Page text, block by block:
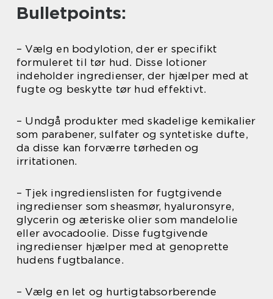
Bulletpoints:
– Vælg en bodylotion, der er specifikt
formuleret til tør hud. Disse lotioner
indeholder ingredienser, der hjælper med at
fugte og beskytte tør hud effektivt.
– Undgå produkter med skadelige kemikalier
som parabener, sulfater og syntetiske dufte,
da disse kan forværre tørheden og
irritationen.
– Tjek ingredienslisten for fugtgivende
ingredienser som sheasmør, hyaluronsyre,
glycerin og æteriske olier som mandelolie
eller avocadoolie. Disse fugtgivende
ingredienser hjælper med at genoprette
hudens fugtbalance.
– Vælg en let og hurtigtabsorberende